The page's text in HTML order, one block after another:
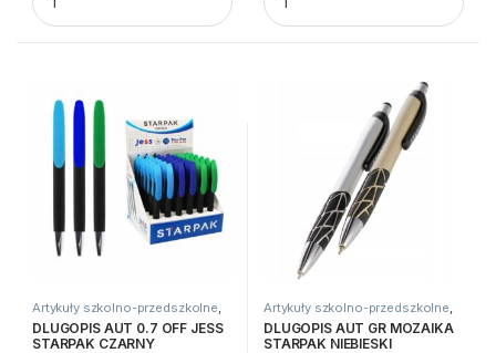
Artykuły szkolno-przedszkolne,
Długopisy,Do pisania,Zwykłe
DLUGOPIS AUT 0.7 OFF JESS
STARPAK CZARNY
Artykuły szkolno-przedszkolne,
Długopisy,Do pisania ,Zwykłe
DLUGOPIS AUT GR MOZAIKA
STARPAK NIEBIESKI